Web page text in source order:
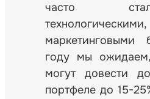
часто
году мы
могут довести
портфеле до 15-